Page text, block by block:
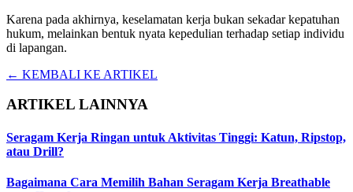
Karena pada akhirnya, keselamatan kerja bukan sekadar kepatuhan
hukum, melainkan bentuk nyata kepedulian terhadap setiap individu
di lapangan.
← KEMBALI KE ARTIKEL
ARTIKEL LAINNYA
Seragam Kerja Ringan untuk Aktivitas Tinggi: Katun, Ripstop,
atau Drill?
Bagaimana Cara Memilih Bahan Seragam Kerja Breathable